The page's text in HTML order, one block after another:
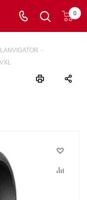
0
LANVIGATOR -